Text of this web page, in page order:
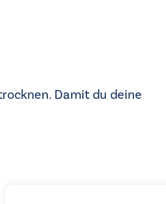
Damit du deine